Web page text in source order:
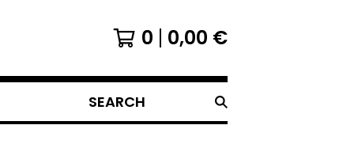
0 0,00 €
SEARCH